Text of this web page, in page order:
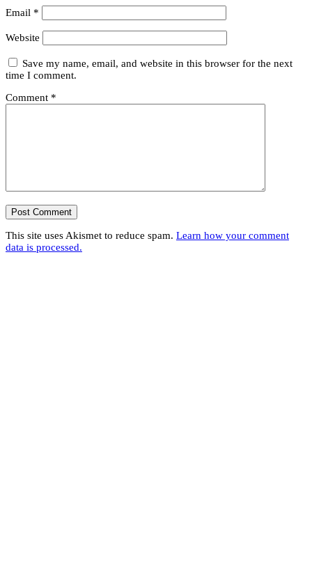
Email *
Website
Save my name, email, and website in this browser for the next
time I comment.
Comment *
This site uses Akismet to reduce spam. Learn how your comment
data is processed.